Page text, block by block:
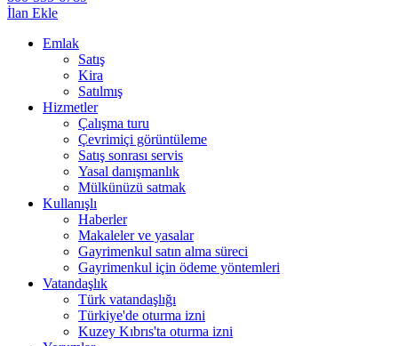
İlan Ekle
Emlak
Satış
Kira
Satılmış
Hizmetler
Çalışma turu
Çevrimiçi görüntüleme
Satış sonrası servis
Yasal danışmanlık
Mülkünüzü satmak
Kullanışlı
Haberler
Makaleler ve yasalar
Gayrimenkul satın alma süreci
Gayrimenkul için ödeme yöntemleri
Vatandaşlık
Türk vatandaşlığı
Türkiye'de oturma izni
Kuzey Kıbrıs'ta oturma izni